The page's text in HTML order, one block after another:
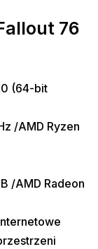
76
(64-bit
/AMD Ryzen
/AMD Radeon